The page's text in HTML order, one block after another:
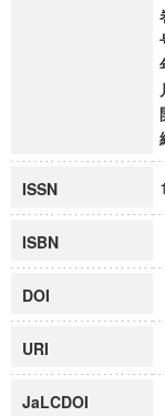
ISSN
ISBN
DOI
URI
JaLCDOI